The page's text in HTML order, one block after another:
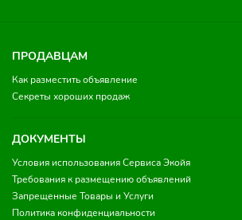
ПРОДАВЦАМ
Как разместить объявление
Секреты хороших продаж
ДОКУМЕНТЫ
Условия использования Сервиса Экойя
Требования к размещению объявлений
Запрещенные Товары и Услуги
Политика конфиденциальности